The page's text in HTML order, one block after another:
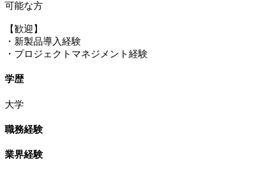
可能な方
【歓迎】
・新製品導入経験
・プロジェクトマネジメント経験
学歴
大学
職務経験
業界経験